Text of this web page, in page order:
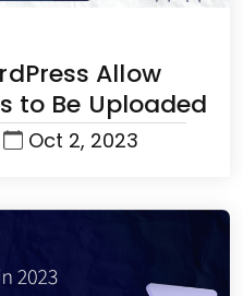
Allow
to Be Uploaded
Oct 2, 2023